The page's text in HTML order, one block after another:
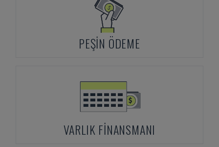
PEŞIN ÖDEME
VARLIK FINANSMANI